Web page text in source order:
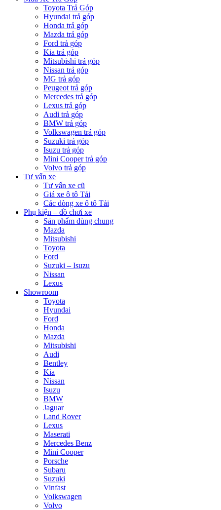
Toyota Trả Góp
Hyundai trả góp
Honda trả góp
Mazda trả góp
Ford trả góp
Kia trả góp
Mitsubishi trả góp
Nissan trả góp
MG trả góp
Peugeot trả góp
Mercedes trả góp
Lexus trả góp
Audi trả góp
BMW trả góp
Volkswagen trả góp
Suzuki trả góp
Isuzu trả góp
Mini Cooper trả góp
Volvo trả góp
Tư vấn xe
Tư vấn xe cũ
Giá xe ô tô Tải
Các dòng xe ô tô Tải
Phụ kiện – đồ chơi xe
Sản phẩm dùng chung
Mazda
Mitsubishi
Toyota
Ford
Suzuki – Isuzu
Nissan
Lexus
Showroom
Toyota
Hyundai
Ford
Honda
Mazda
Mitsubishi
Audi
Bentley
Kia
Nissan
Isuzu
BMW
Jaguar
Land Rover
Lexus
Maserati
Mercedes Benz
Mini Cooper
Porsche
Subaru
Suzuki
Vinfast
Volkswagen
Volvo